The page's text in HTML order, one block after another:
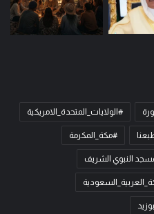
#الولايات_المتحدة_الامريكية
#مكة_المكرمة
النبوي الشريف